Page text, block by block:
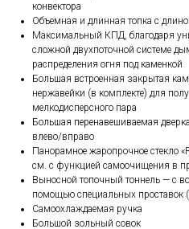
конвектора
Объемная и длинная топка с
Максимальный КПД, благодаря
сложной двухпоточной системе
распределения огня под каменкой
Большая встроенная закрытая
нержавейки (в комплекте) для
мелкодисперсного пара
Большая перенавешиваемая
влево/вправо
Панорамное жаропрочное стекло
см. с функцией самоочищения в
Выносной топочный тоннель — с
помощью специальных проставок
Самоохлаждаемая ручка
Большой зольный совок